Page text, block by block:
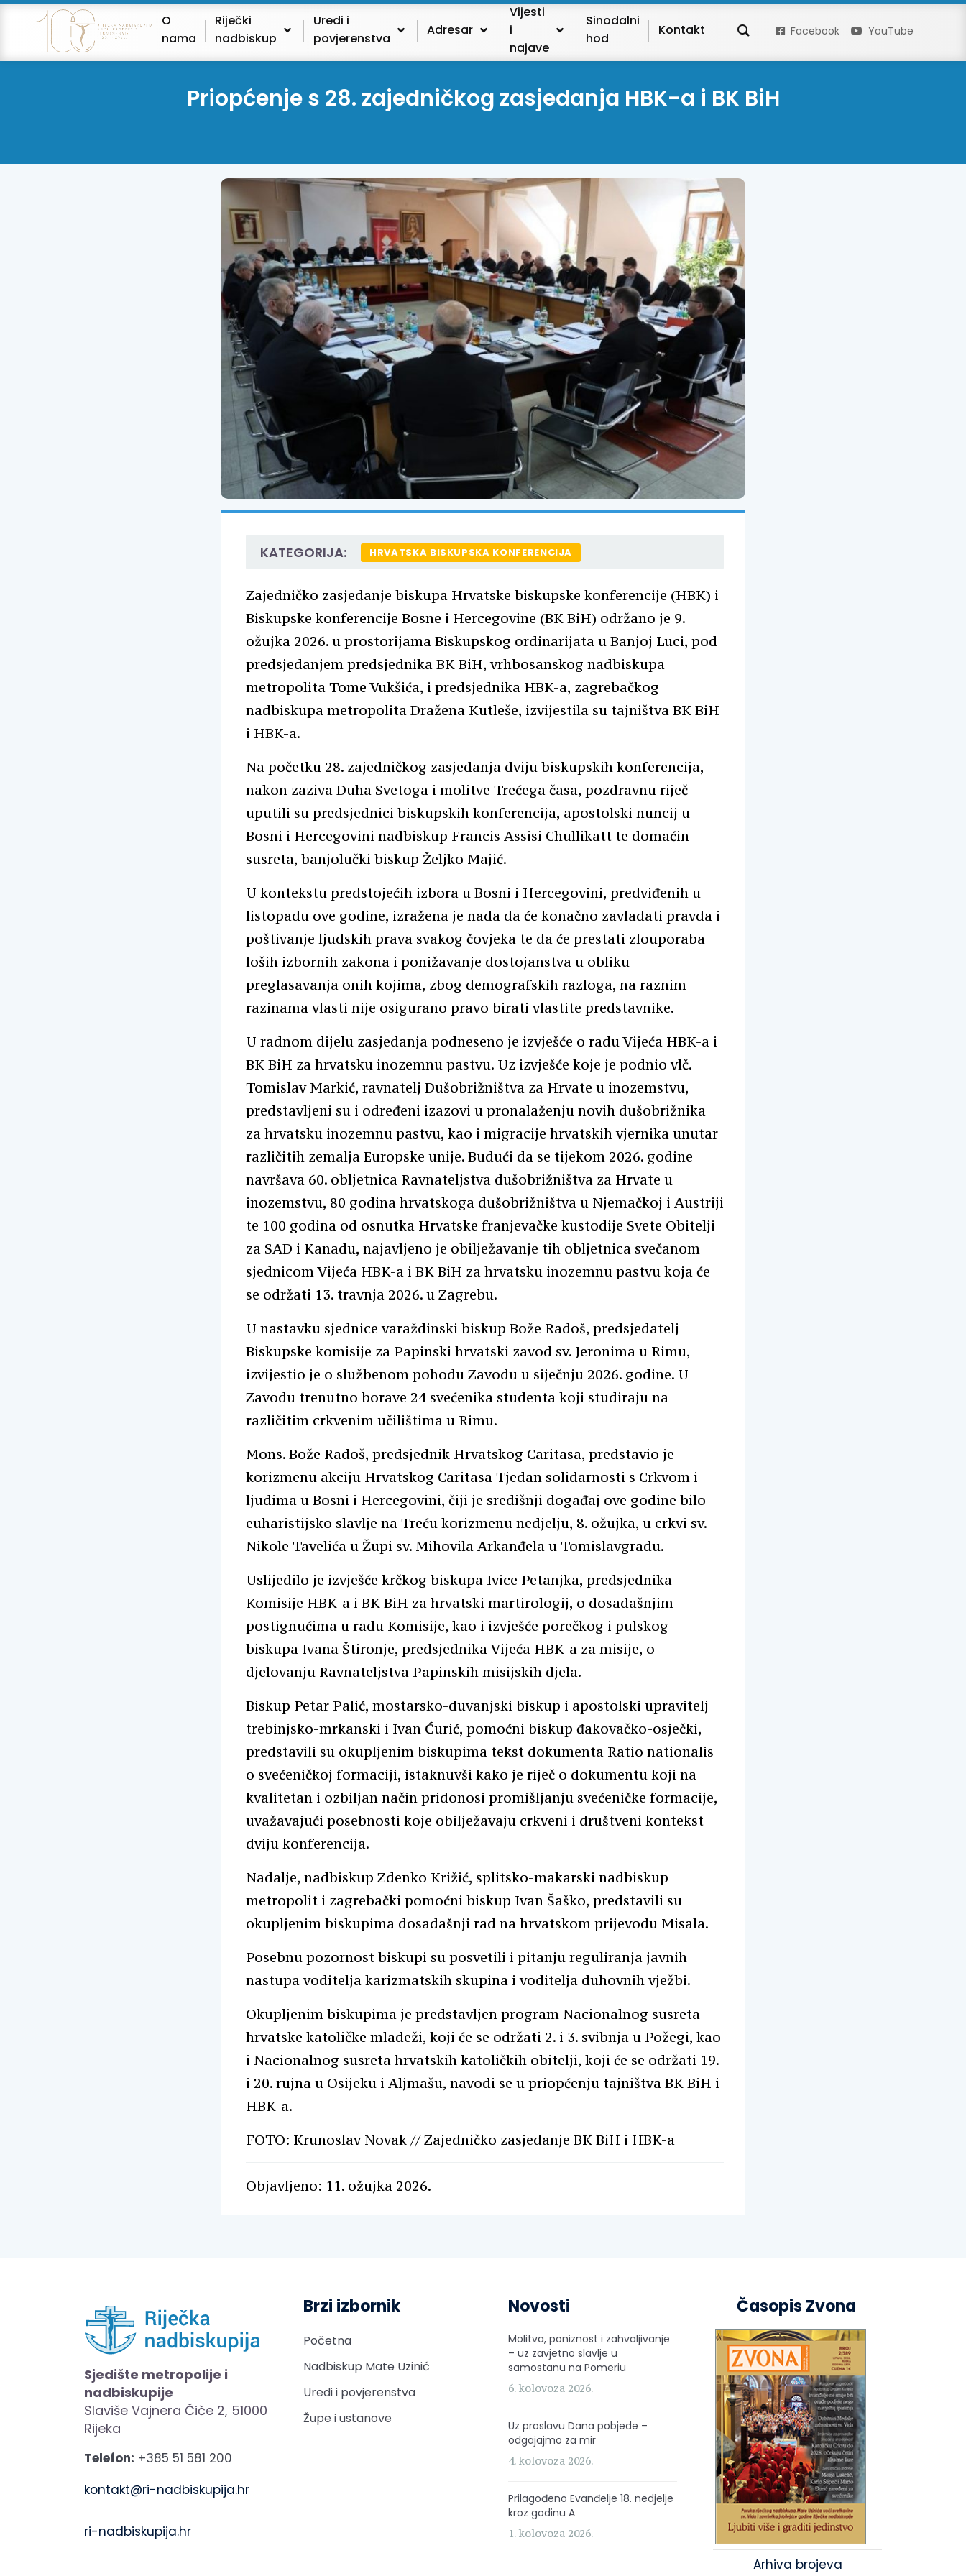
O
nama
Riječki
nadbiskup
Uredi i
povjerenstva
Adresar
Vijesti
i
najave
Sinodalni
hod
Kontakt Facebook YouTube
Priopćenje s 28. zajedničkog zasjedanja HBK-a i BK BiH
KATEGORIJA: HRVATSKA BISKUPSKA KONFERENCIJA
Zajedničko zasjedanje biskupa Hrvatske biskupske konferencije (HBK) i
Biskupske konferencije Bosne i Hercegovine (BK BiH) održano je 9.
ožujka 2026. u prostorijama Biskupskog ordinarijata u Banjoj Luci, pod
predsjedanjem predsjednika BK BiH, vrhbosanskog nadbiskupa
metropolita Tome Vukšića, i predsjednika HBK-a, zagrebačkog
nadbiskupa metropolita Dražena Kutleše, izvijestila su tajništva BK BiH
i HBK-a.
Na početku 28. zajedničkog zasjedanja dviju biskupskih konferencija,
nakon zaziva Duha Svetoga i molitve Trećega časa, pozdravnu riječ
uputili su predsjednici biskupskih konferencija, apostolski nuncij u
Bosni i Hercegovini nadbiskup Francis Assisi Chullikatt te domaćin
susreta, banjolučki biskup Željko Majić.
U kontekstu predstojećih izbora u Bosni i Hercegovini, predviđenih u
listopadu ove godine, izražena je nada da će konačno zavladati pravda i
poštivanje ljudskih prava svakog čovjeka te da će prestati zlouporaba
loših izbornih zakona i ponižavanje dostojanstva u obliku
preglasavanja onih kojima, zbog demografskih razloga, na raznim
razinama vlasti nije osigurano pravo birati vlastite predstavnike.
U radnom dijelu zasjedanja podneseno je izvješće o radu Vijeća HBK-a i
BK BiH za hrvatsku inozemnu pastvu. Uz izvješće koje je podnio vlč.
Tomislav Markić, ravnatelj Dušobrižništva za Hrvate u inozemstvu,
predstavljeni su i određeni izazovi u pronalaženju novih dušobrižnika
za hrvatsku inozemnu pastvu, kao i migracije hrvatskih vjernika unutar
različitih zemalja Europske unije. Budući da se tijekom 2026. godine
navršava 60. obljetnica Ravnateljstva dušobrižništva za Hrvate u
inozemstvu, 80 godina hrvatskoga dušobrižništva u Njemačkoj i Austriji
te 100 godina od osnutka Hrvatske franjevačke kustodije Svete Obitelji
za SAD i Kanadu, najavljeno je obilježavanje tih obljetnica svečanom
sjednicom Vijeća HBK-a i BK BiH za hrvatsku inozemnu pastvu koja će
se održati 13. travnja 2026. u Zagrebu.
U nastavku sjednice varaždinski biskup Bože Radoš, predsjedatelj
Biskupske komisije za Papinski hrvatski zavod sv. Jeronima u Rimu,
izvijestio je o službenom pohodu Zavodu u siječnju 2026. godine. U
Zavodu trenutno borave 24 svećenika studenta koji studiraju na
različitim crkvenim učilištima u Rimu.
Mons. Bože Radoš, predsjednik Hrvatskog Caritasa, predstavio je
korizmenu akciju Hrvatskog Caritasa Tjedan solidarnosti s Crkvom i
ljudima u Bosni i Hercegovini, čiji je središnji događaj ove godine bilo
euharistijsko slavlje na Treću korizmenu nedjelju, 8. ožujka, u crkvi sv.
Nikole Tavelića u Župi sv. Mihovila Arkanđela u Tomislavgradu.
Uslijedilo je izvješće krčkog biskupa Ivice Petanjka, predsjednika
Komisije HBK-a i BK BiH za hrvatski martirologij, o dosadašnjim
postignućima u radu Komisije, kao i izvješće porečkog i pulskog
biskupa Ivana Štironje, predsjednika Vijeća HBK-a za misije, o
djelovanju Ravnateljstva Papinskih misijskih djela.
Biskup Petar Palić, mostarsko-duvanjski biskup i apostolski upravitelj
trebinjsko-mrkanski i Ivan Ćurić, pomoćni biskup đakovačko-osječki,
predstavili su okupljenim biskupima tekst dokumenta Ratio nationalis
o svećeničkoj formaciji, istaknuvši kako je riječ o dokumentu koji na
kvalitetan i ozbiljan način pridonosi promišljanju svećeničke formacije,
uvažavajući posebnosti koje obilježavaju crkveni i društveni kontekst
dviju konferencija.
Nadalje, nadbiskup Zdenko Križić, splitsko-makarski nadbiskup
metropolit i zagrebački pomoćni biskup Ivan Šaško, predstavili su
okupljenim biskupima dosadašnji rad na hrvatskom prijevodu Misala.
Posebnu pozornost biskupi su posvetili i pitanju reguliranja javnih
nastupa voditelja karizmatskih skupina i voditelja duhovnih vježbi.
Okupljenim biskupima je predstavljen program Nacionalnog susreta
hrvatske katoličke mladeži, koji će se održati 2. i 3. svibnja u Požegi, kao
i Nacionalnog susreta hrvatskih katoličkih obitelji, koji će se održati 19.
i 20. rujna u Osijeku i Aljmašu, navodi se u priopćenju tajništva BK BiH i
HBK-a.
FOTO: Krunoslav Novak // Zajedničko zasjedanje BK BiH i HBK-a
Objavljeno: 11. ožujka 2026.
Sjedište metropolije i
nadbiskupije
Slaviše Vajnera Čiče 2, 51000
Rijeka
Telefon: +385 51 581 200
kontakt@ri-nadbiskupija.hr
ri-nadbiskupija.hr
Brzi izbornik
Početna
Nadbiskup Mate Uzinić
Uredi i povjerenstva
Župe i ustanove
Novosti
Molitva, poniznost i zahvaljivanje
– uz zavjetno slavlje u
samostanu na Pomeriu
6. kolovoza 2026.
Uz proslavu Dana pobjede –
odgajajmo za mir
4. kolovoza 2026.
Prilagođeno Evanđelje 18. nedjelje
kroz godinu A
1. kolovoza 2026.
Časopis Zvona
Arhiva brojeva